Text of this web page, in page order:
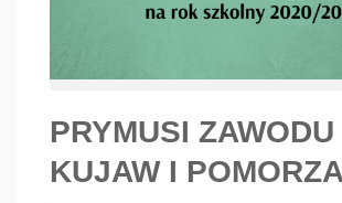
PRYMUSI ZAWODU
KUJAW I POMORZA